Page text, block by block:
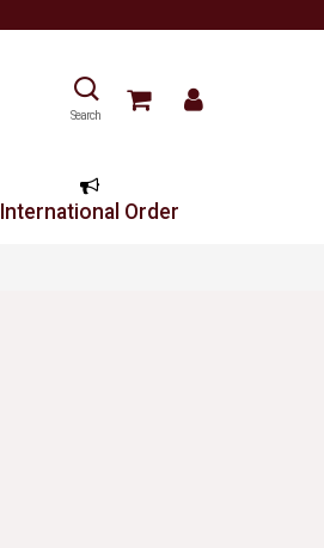
Search
International Order